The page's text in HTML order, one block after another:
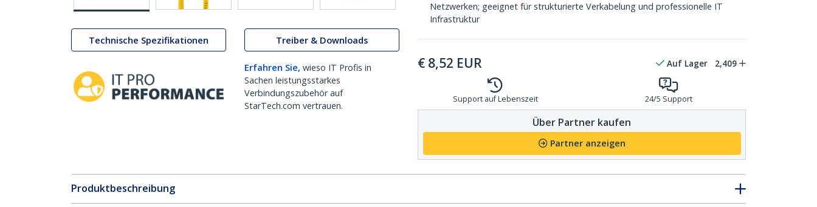
Technische Spezifikationen Treiber & Downloads
Erfahren Sie, wieso IT Profis in
Sachen leistungsstarkes
Verbindungszubehör auf
StarTech.com vertrauen.
Netzwerken; geeignet für strukturierte Verkabelung und professionelle IT
Infrastruktur
€ 8,52 EUR Auf Lager 2,409
Support auf Lebenszeit 24/5 Support
Über Partner kaufen
Partner anzeigen
Produktbeschreibung